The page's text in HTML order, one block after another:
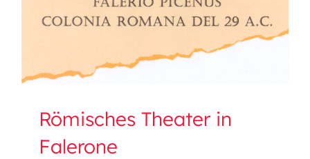
Römisches Theater in
Falerone